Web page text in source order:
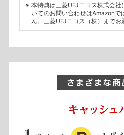
本特典は三菱UFJニコス株式会
いてのお問い合わせはAmazonで
ん。三菱UFJニコス（株）までお